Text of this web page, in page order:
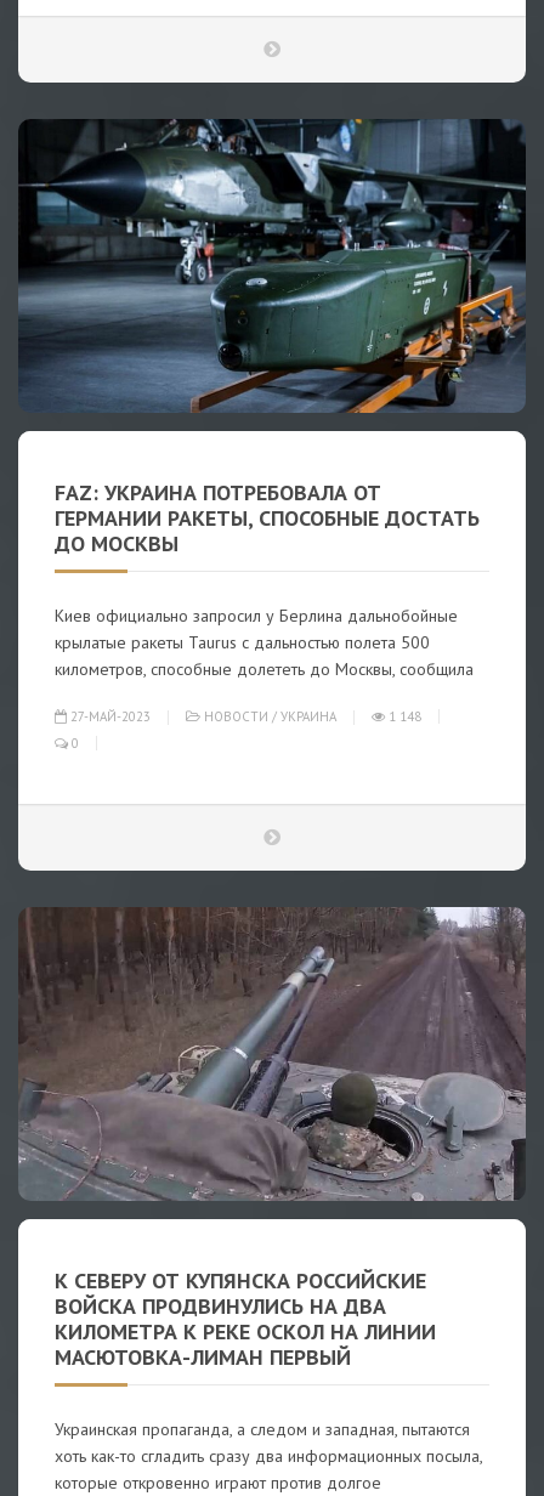
FAZ: УКРАИНА ПОТРЕБОВАЛА ОТ
ГЕРМАНИИ РАКЕТЫ, СПОСОБНЫЕ ДОСТАТЬ
ДО МОСКВЫ
Киев официально запросил у Берлина дальнобойные
крылатые ракеты Taurus с дальностью полета 500
километров, способные долететь до Москвы, сообщила
27-МАЙ-2023 НОВОСТИ / УКРАИНА
1 148
0
К СЕВЕРУ ОТ КУПЯНСКА РОССИЙСКИЕ
ВОЙСКА ПРОДВИНУЛИСЬ НА ДВА
КИЛОМЕТРА К РЕКЕ ОСКОЛ НА ЛИНИИ
МАСЮТОВКА-ЛИМАН ПЕРВЫЙ
Украинская пропаганда, а следом и западная, пытаются
хоть как-то сгладить сразу два информационных посыла,
которые откровенно играют против долгое